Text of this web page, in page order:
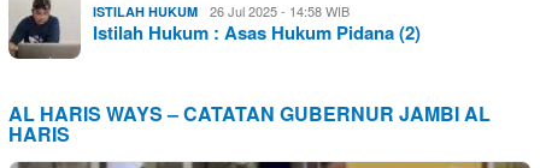
ISTILAH HUKUM 26 Jul 2025 - 14:58 WIB
Istilah Hukum : Asas Hukum Pidana (2)
AL HARIS WAYS – CATATAN GUBERNUR JAMBI AL
HARIS